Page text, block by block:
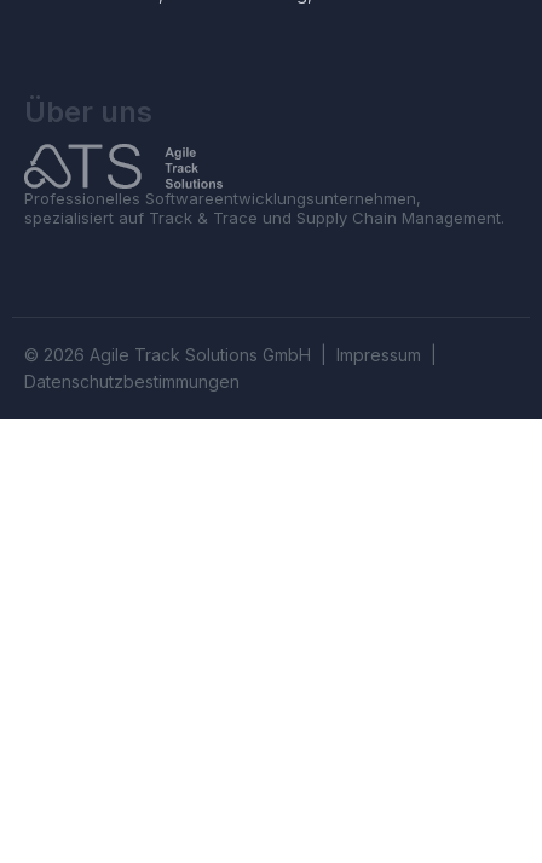
Über uns
Professionelles Softwareentwicklungsunternehmen,
spezialisiert auf Track & Trace und Supply Chain Management.
© 2026 Agile Track Solutions GmbH | Impressum
Datenschutzbestimmungen